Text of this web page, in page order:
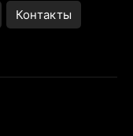
Контакты